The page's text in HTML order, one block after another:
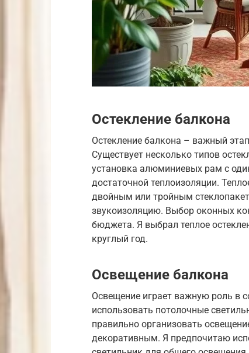
Остекление балкона
Остекление балкона – важный
Существует несколько типов
установка алюминиевых рам с
достаточной теплоизоляции.
двойным или тройным
звукоизоляцию. Выбор оконных
бюджета. Я выбрал теплое
круглый год.
Освещение балкона
Освещение играет важную роль в
использовать потолочные
правильно организовать
декоративным. Я предпочитаю